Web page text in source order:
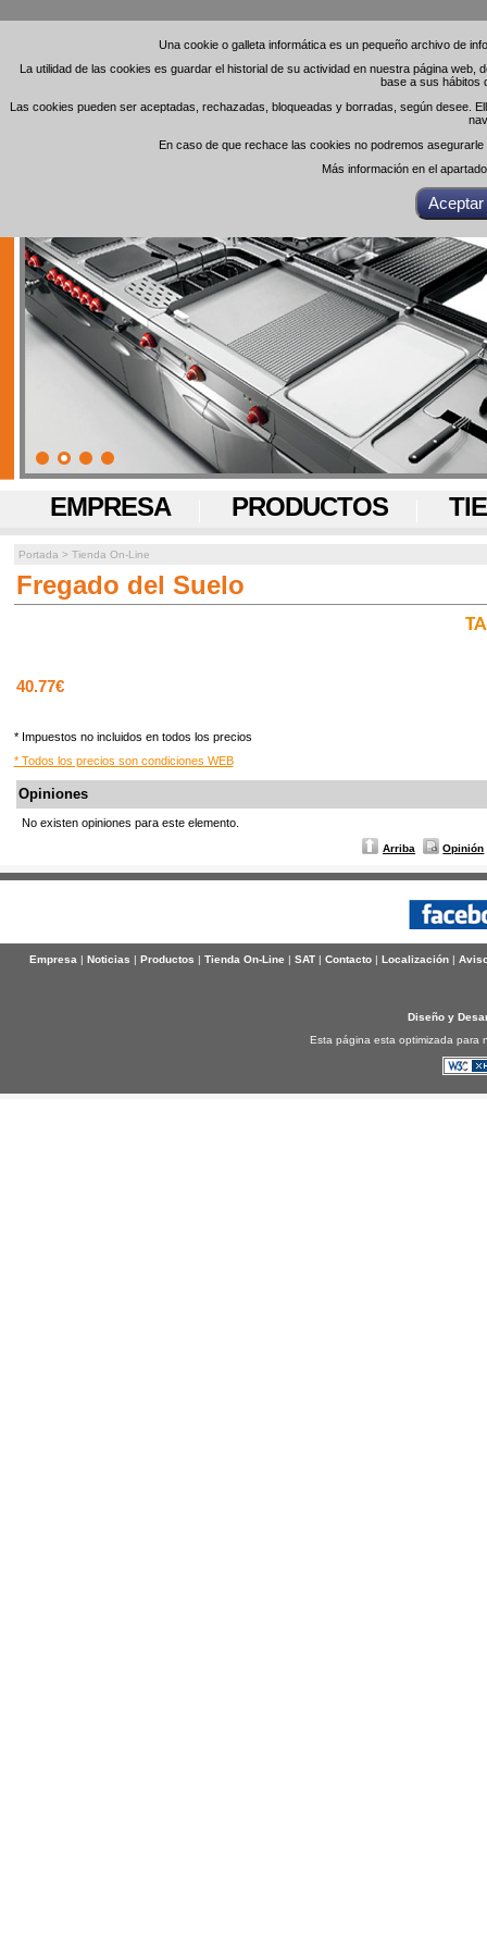
Una cookie o galleta informática es un pequeño archivo de
La utilidad de las cookies es guardar el historial de su actividad en nuestra página
base a sus hábitos
Las cookies pueden ser aceptadas, rechazadas, bloqueadas y borradas, según desee.
En caso de que rechace las cookies no podremos
Más información en el
Una cookie o galleta informática es un pequeño archivo de
La utilidad de las cookies es guardar el historial de su actividad en nuestra página
base a sus hábitos
Las cookies pueden ser aceptadas, rechazadas, bloqueadas y borradas, según desee.
En caso de que rechace las cookies no podremos
Más información en el
EMPRESA PRODUCTOS
Portada > Tienda On-Line
Fregado del Suelo
40.77€
* Impuestos no incluidos en todos los precios
* Todos los precios son condiciones WEB
Opiniones
No existen opiniones para este elemento.
Arriba Opinión
Empresa| Noticias | Productos | Tienda On-Line | SAT| Contacto| Localización|
Diseño y
Esta página esta optimizada para